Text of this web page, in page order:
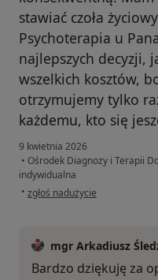
stawiać czoła
Psychoterapia u
najlepszych decyzji,
wszelkich kosztów,
otrzymujemy tylko
każdemu, kto się
9 kwietnia 2026
• Ośrodek Diagnozy i Terapii
indywidualna
• w opinii użytkownika Kasia
zgłoś nadużycie
mgr Arkadiusz
Bardzo dziękuję za